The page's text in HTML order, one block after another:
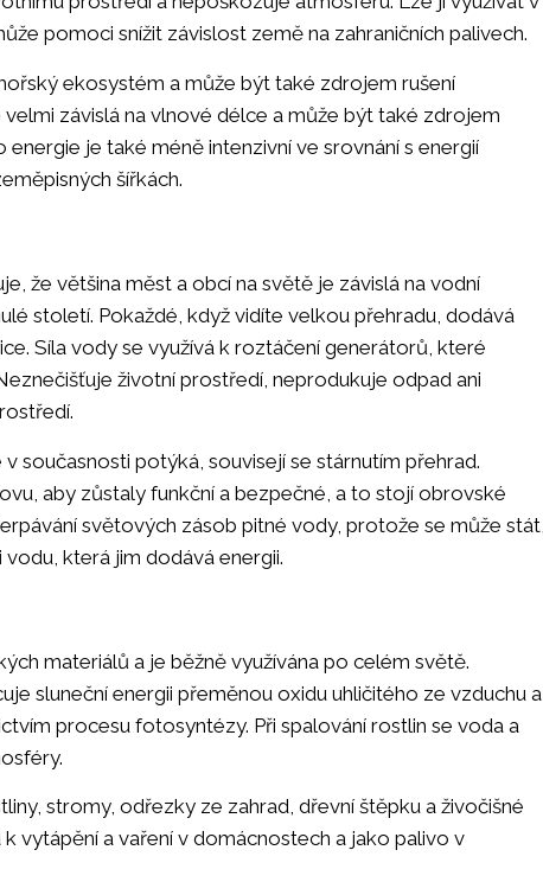
pomoci snížit závislost země na zahraničních palivech.
ekosystém a může být také zdrojem rušení
závislá na vlnové délce a může být také zdrojem
je také méně intenzivní ve srovnání s energií
šířkách.
že většina měst a obcí na světě je závislá na vodní
století. Pokaždé, když vidíte velkou přehradu, dodává
Síla vody se využívá k roztáčení generátorů, které
životní prostředí, neprodukuje odpad ani
současnosti potýká, souvisejí se stárnutím přehrad.
aby zůstaly funkční a bezpečné, a to stojí obrovské
světových zásob pitné vody, protože se může stát,
která jim dodává energii.
materiálů a je běžně využívána po celém světě.
sluneční energii přeměnou oxidu uhličitého ze vzduchu a
procesu fotosyntézy. Při spalování rostlin se voda a
stromy, odřezky ze zahrad, dřevní štěpku a živočišné
vytápění a vaření v domácnostech a jako palivo v